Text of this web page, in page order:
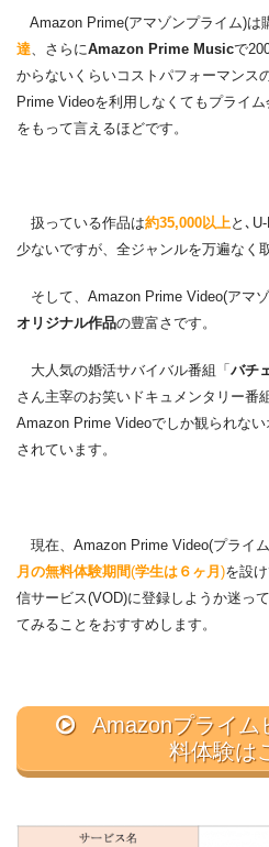
Amazon Prime(アマゾンプライム)は
達 、さらにAmazon Prime Musicで
からないくらいコストパフォーマンス
Prime Videoを利用しなくてもプライ
をもって言えるほどです。
扱っている作品は約35,000以上 と､
少ないですが、全ジャンルを万遍なく
そして、Amazon Prime Video(アマ
オリジナル作品の豊富さです。
大人気の婚活サバイバル番組「 バチ
さん主宰のお笑いドキュメンタリー番
Amazon Prime Videoでしか観られな
されています。
現在、Amazon Prime Video(プライ
月の無料体験期間(学生は６ヶ月)を設
信サービス(VOD)に登録しようか迷っ
てみることをおすすめします。
Amazonプライム
料体験は